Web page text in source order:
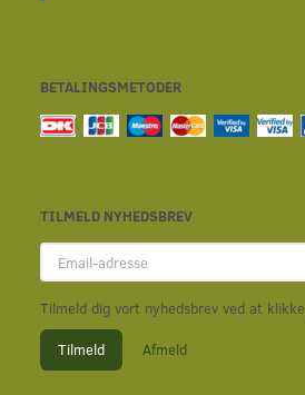
BETALINGSMETODER
TILMELD NYHEDSBREV
Email-
adresse
Tilmeld dig vort nyhedsbrev ved at
Tilmeld Afmeld